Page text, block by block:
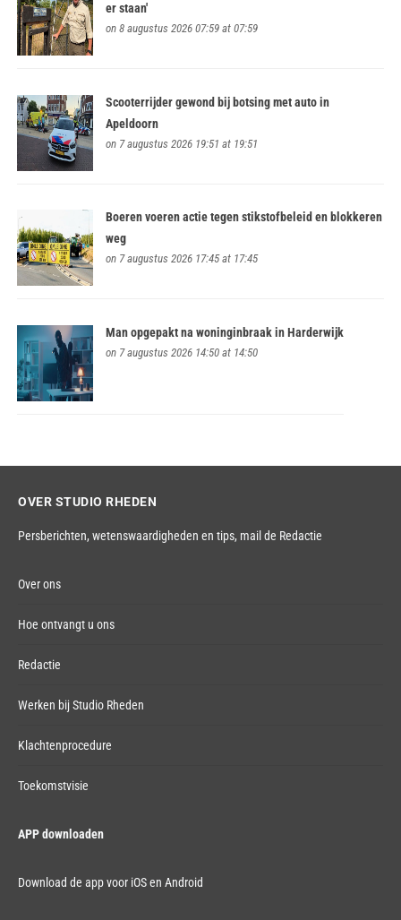
er staan'
on 8 augustus 2026 07:59 at 07:59
Scooterrijder gewond bij botsing met auto in
Apeldoorn
on 7 augustus 2026 19:51 at 19:51
Boeren voeren actie tegen stikstofbeleid en blokkeren
weg
on 7 augustus 2026 17:45 at 17:45
Man opgepakt na woninginbraak in Harderwijk
on 7 augustus 2026 14:50 at 14:50
OVER STUDIO RHEDEN
Persberichten, wetenswaardigheden en tips, mail de Redactie
Over ons
Hoe ontvangt u ons
Redactie
Werken bij Studio Rheden
Klachtenprocedure
Toekomstvisie
APP downloaden
Download de app voor iOS en Android